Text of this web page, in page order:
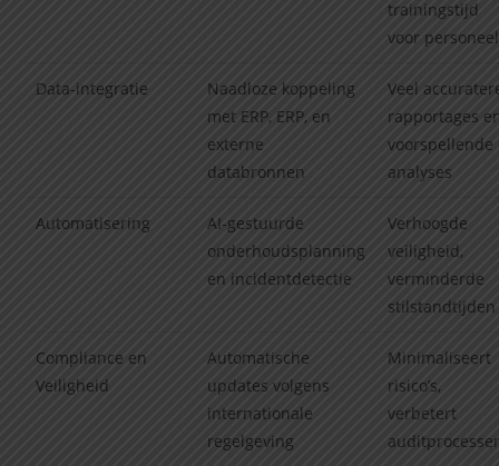
trainingstijd
voor personeel
Data-integratie
Naadloze koppeling
met ERP, ERP, en
externe
databronnen
Veel
rapportages
voorspellende
analyses
Automatisering
AI-gestuurde
onderhoudsplanning
en incidentdetectie
Verhoogde
veiligheid,
verminderde
stilstandtijden
Compliance en
Veiligheid
Automatische
updates volgens
internationale
regelgeving
Minimaliseert
risico’s,
verbetert